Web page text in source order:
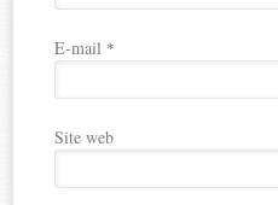
E-mail *
Site web